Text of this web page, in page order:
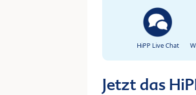
HiPP Live Chat
Jetzt das